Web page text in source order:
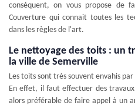
conséquent, on vous propose de
Couverture qui connait toutes les
dans les règles de l'art.
Le nettoyage des toits : un
la ville de Semerville
Les toits sont très souvent envahis
En effet, il faut effectuer des
alors préférable de faire appel à un